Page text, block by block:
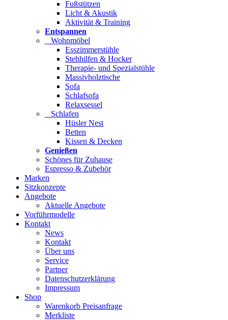
Fußstützen
Licht & Akustik
Aktivität & Training
Entspannen
Wohnmöbel
Esszimmerstühle
Stehhilfen & Hocker
Therapie- und Spezialstühle
Massivholztische
Sofa
Schlafsofa
Relaxsessel
Schlafen
Hüsler Nest
Betten
Kissen & Decken
Genießen
Schönes für Zuhause
Espresso & Zubehör
Marken
Sitzkonzepte
Angebote
Aktuelle Angebote
Vorführmodelle
Kontakt
News
Kontakt
Über uns
Service
Partner
Datenschutzerklärung
Impressum
Shop
Warenkorb Preisanfrage
Merkliste